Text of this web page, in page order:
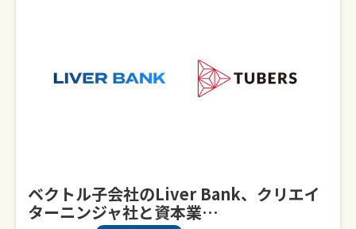
ベクトル子会社のLiver Bank、クリエイ
ターニンジャ社と資本業…